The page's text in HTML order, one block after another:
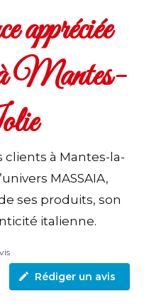
appréciée
à Mantes-
clients à Mantes-la-
MASSAIA,
ses produits, son
italienne.
Rédiger un avis